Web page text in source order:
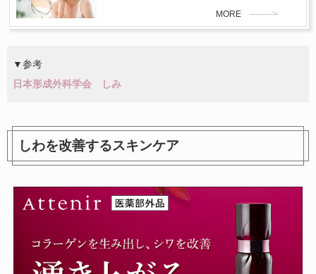
MORE
▼参考
日本形成外科学会 しみ
しわを改善するスキンケア